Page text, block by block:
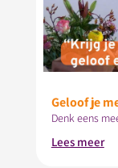
Geloof je
Denk eens
Lees meer